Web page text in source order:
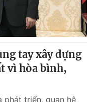
tay xây dựng
vì hòa bình,
phát triển, quan hệ